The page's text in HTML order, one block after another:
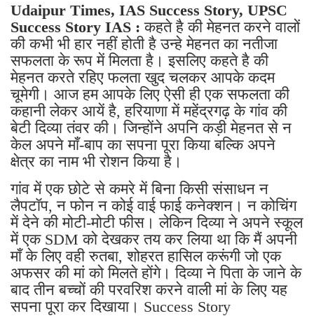
Udaipur Times, IAS Success Story, UPSC
Success Story IAS : कहते है की मेहनत करने वालों
की कभी भी हार नहीं होती है उन्हे मेहनत का नतीजा
सफलता के रूप में मिलता है। इसलिए कहते है की
मेहनत करते रहिए फलता खुद चलकर आपके कदम
चूमेगी। आज हम आपके लिए ऐसी ही एक सफलता की
कहानी लेकर आयें है, हरियाणा में महेंद्रगढ़ के गांव की
बेटी दिव्या तंवर की। जिन्होंने अपनि कड़ी मेहनत से न
केल अपने माँ-बाप का सपना पूरा किया बल्कि अपने
क्षेत्र का नाम भी रोशन किया है।
गांव में एक छोटे से कमरे में बिना किसी संसाधन न
लैपटॉप, न फोन न कोई वाई फाई कनेक्शन। न कोचिंग
में देने की मोटी-मोटी फीस। लेकिन दिव्या ने अपने स्कूल
में एक SDM को देखकर तय कर लिया था कि मैं अपनी
माँ के लिए वही रुतबा, शोहरत हासिल करूंगी जो एक
अफसर की मां को मिलते होंगे। दिव्या ने पिता के जाने के
बाद तीन बच्चों की परवरिश करने वाली मां के लिए यह
सपना पूरा कर दिखाया। Success Story